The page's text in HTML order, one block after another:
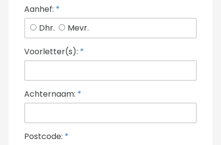
Aanhef: *
Dhr.
Mevr.
Voorletter(s): *
Achternaam: *
Postcode: *